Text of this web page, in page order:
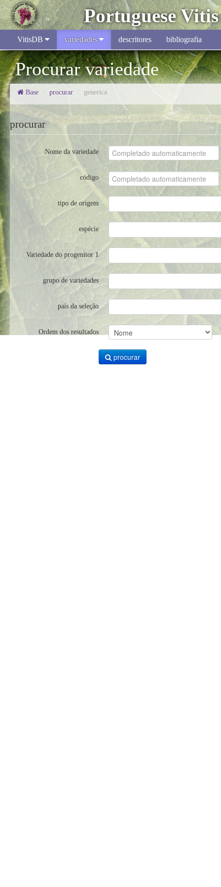
Portuguese
VitisDB variedades descritores bibliografia
procurar variedade
Base procurar / generica
procurar
Nome da variedade
código
tipo de origem
espécie
Variedade do progenitor 1
grupo de variedades
país da seleção
Ordem dos resultados
procurar